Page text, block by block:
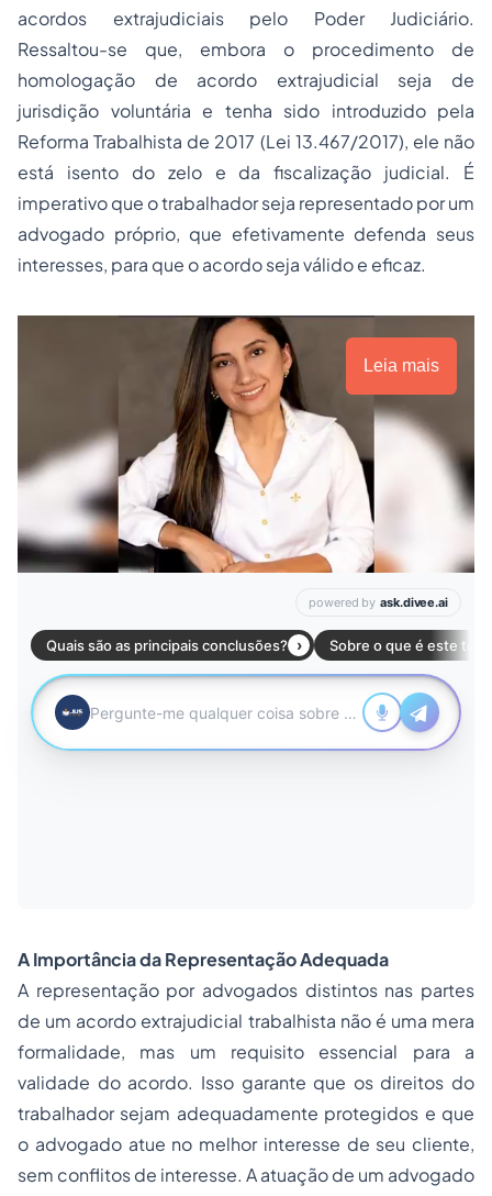
acordos extrajudiciais pelo Poder Judiciário.
Ressaltou-se que, embora o procedimento de
homologação de acordo extrajudicial seja de
jurisdição voluntária e tenha sido introduzido pela
Reforma Trabalhista de 2017 (Lei 13.467/2017), ele não
está isento do zelo e da fiscalização judicial. É
imperativo que o trabalhador seja representado por um
advogado próprio, que efetivamente defenda seus
interesses, para que o acordo seja válido e eficaz.
Leia mais
A Importância da Representação Adequada
A representação por advogados distintos nas partes
de um acordo extrajudicial trabalhista não é uma mera
formalidade, mas um requisito essencial para a
validade do acordo. Isso garante que os direitos do
trabalhador sejam adequadamente protegidos e que
o advogado atue no melhor interesse de seu cliente,
sem conflitos de interesse. A atuação de um advogado